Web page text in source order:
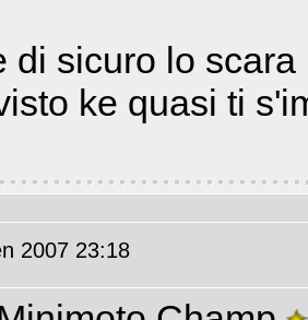
di sicuro lo
ke quasi ti
2007 23:18